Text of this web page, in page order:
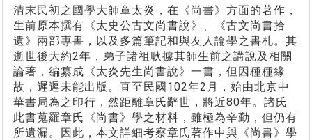
清末民初之國學大師章太炎，在《尚書》方面的著作，
生前原本撰有《太史公古文尚書說》、《古文尚書拾
遺》兩部專書，以及多篇筆記和與友人論學之書札。其
逝世後大約2年，弟子諸祖耿據其師生前之講說及相關
論著，編纂成《太炎先生尚書說》一書，但因種種緣
故，遲遲未能出版。直至民國102年2月，始由北京中
華書局為之印行，然距離章氏辭世，將近80年。諸氏
此書蒐羅章氏《尚書》學之材料，雖極為辛勤，但仍有
所遺漏。因此，本文詳細考察章氏著作中與《尚書》學